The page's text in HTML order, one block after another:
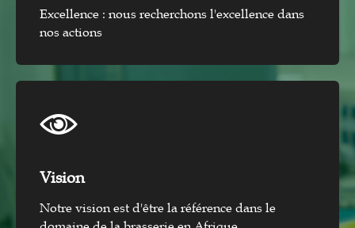
Excellence : nous recherchons l'excellence dans
nos actions
Vision​
Notre vision est d'être la référence dans le